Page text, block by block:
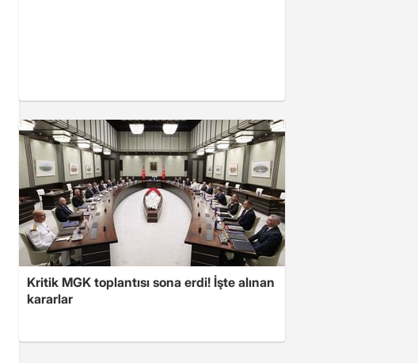
Kritik MGK toplantısı sona erdi! İşte alınan
kararlar